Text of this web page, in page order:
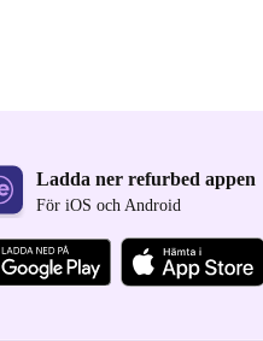
Ladda ner refurbed appen
För iOS och Android